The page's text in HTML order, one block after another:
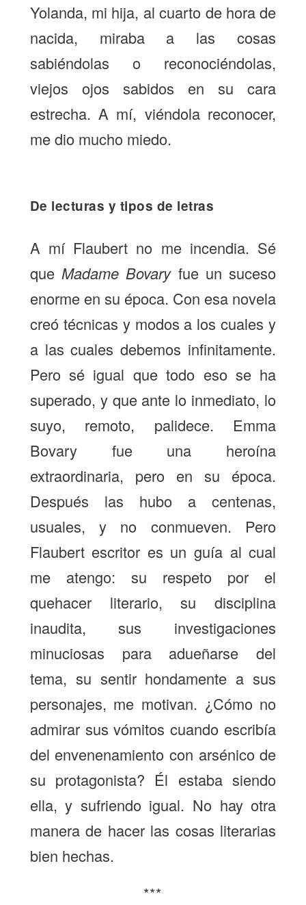
Yolanda, mi hija, al cuarto de hora de
nacida, miraba a las cosas
sabiéndolas o reconociéndolas,
viejos ojos sabidos en su cara
estrecha. A mí, viéndola reconocer,
me dio mucho miedo.
De lecturas y tipos de letras
A mí Flaubert no me incendia. Sé
que Madame Bovaryfue un suceso
enorme en su época. Con esa novela
creó técnicas y modos a los cuales y
a las cuales debemos infinitamente.
Pero sé igual que todo eso se ha
superado, y que ante lo inmediato, lo
suyo, remoto, palidece. Emma
Bovary fue una heroína
extraordinaria, pero en su época.
Después las hubo a centenas,
usuales, y no conmueven. Pero
Flaubert escritor es un guía al cual
me atengo: su respeto por el
quehacer literario, su disciplina
inaudita, sus investigaciones
minuciosas para adueñarse del
tema, su sentir hondamente a sus
personajes, me motivan. ¿Cómo no
admirar sus vómitos cuando escribía
del envenenamiento con arsénico de
su protagonista? Él estaba siendo
ella, y sufriendo igual. No hay otra
manera de hacer las cosas literarias
bien hechas.
***